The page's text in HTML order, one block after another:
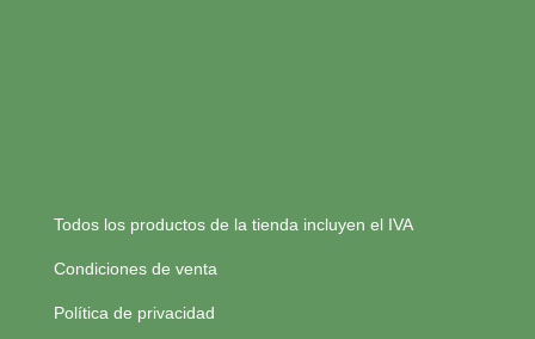
Todos los productos de la tienda incluyen el IVA
Condiciones de venta
Política de privacidad